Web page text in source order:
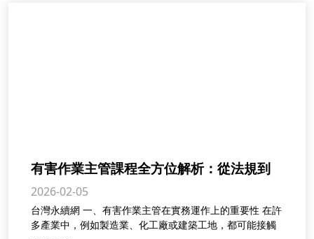
有害作業主管課程全方位解析：從法規到
實務應用一次掌握
2026-02-05
台灣永續網 一、有害作業主管在實務運作上的重要性 在許
多產業中，例如製造業、化工廠或建築工地，都可能接觸